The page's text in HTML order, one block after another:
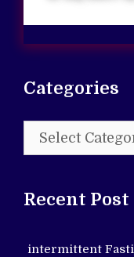
Categories
Categories
Recent Post
intermittent